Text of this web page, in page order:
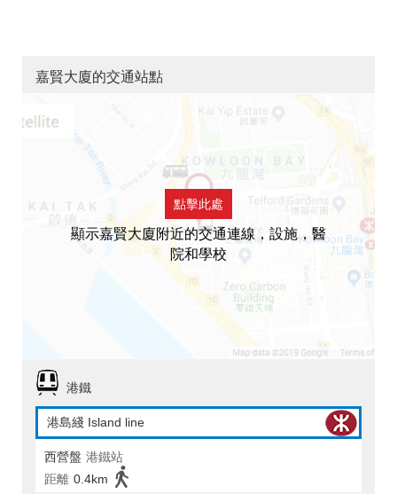
嘉賢大廈的交通站點
點擊此處
顯示嘉賢大廈附近的交通連線，設施，醫
院和學校
港鐵
港島綫 Island line
西營盤 港鐵站
距離 0.4km